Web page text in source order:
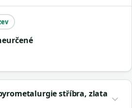
stříbra, zlata